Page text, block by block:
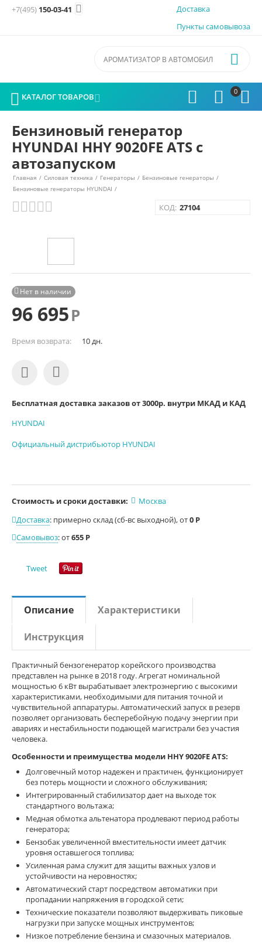
Доставка
Пункты самовывоза
+7(495) 150-03-41 
0 



 КАТАЛОГ ТОВАРОВ
Бензиновый генератор
HYUNDAI HHY 9020FE ATS с
автозапуском
Главная / Силовая техника / Генераторы / Бензиновые генераторы /
Бензиновые генераторы HYUNDAI /
КОД: 27104
Нет в наличии

96 695Р
Время возврата: 10 дн.
Бесплатная доставка заказов от 3000р. внутри МКАД и КАД
HYUNDAI
Официальный дистрибьютор HYUNDAI
Стоимость и сроки доставки:
Москва
Доставка: примерно склад (сб-вс выходной), от0 Р
Самовывоз:от655 Р
Tweet
Описание Характеристики
Инструкция
Практичный бензогенератор корейского производства
представлен на рынке в 2018 году. Агрегат номинальной
мощностью 6 кВт вырабатывает электроэнергию с высокими
характеристиками, необходимыми для питания точной и
чувствительной аппаратуры. Автоматический запуск в резерв
позволяет организовать бесперебойную подачу энергии при
авариях и нестабильности подающей магистрали без участия
человека.
Особенности и преимущества модели HHY 9020FE ATS:
Долговечный мотор надежен и практичен, функционирует
без потерь мощности и сложного обслуживания;
Интегрированный стабилизатор дает на выходе ток
стандартного вольтажа;
Медная обмотка альтенатора продлевают период работы
генератора;
Бензобак увеличенной вместительности имеет датчик
уровня оставшегося топлива;
Усиленная рама служит для защиты важных узлов и
устойчивости на неровностях;
Автоматический старт посредством автоматики при
пропадании напряжения в городской сети;
Технические показатели позволяют выдерживать пиковые
нагрузки при запуске мощных инструментов;
Низкое потребление бензина и смазочных материалов.